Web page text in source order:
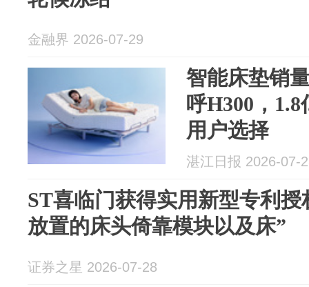
金融界 2026-07-29
智能床垫销
呼H300，
用户选择
湛江日报 2026-07-
ST喜临门获得实用新型专利
放置的床头倚靠模块以及床”
证券之星 2026-07-28